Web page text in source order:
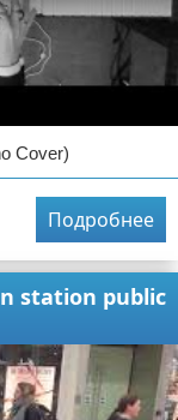
Cover)
Подробнее
station public